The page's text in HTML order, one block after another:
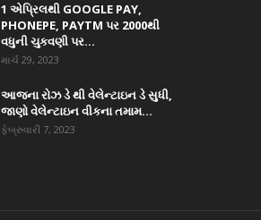
1 એપ્રિલથી GOOGLE PAY,
PHONEPE, PAYTM પર 2000થી
વધુની ચુકવણી પર...
માર્ચ 29, 2023
આજના રોઝ ડે થી વેલેન્ટાઇન ડે સુધી,
જાણો વેલેન્ટાઇન વીકના તમામ...
ફેબ્રુવારી 7, 2023